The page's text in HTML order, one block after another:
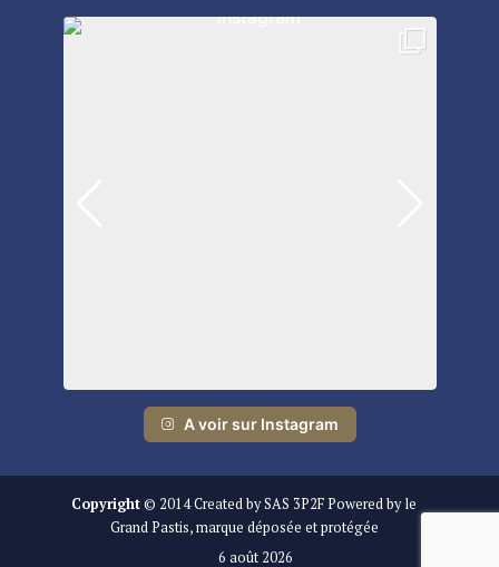
A voir sur Instagram
Copyright© 2014 Created by SAS 3P2F Powered by le
Grand Pastis, marque déposée et protégée
6 août 2026